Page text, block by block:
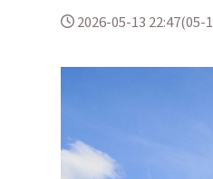
2026-05-13 22:47(05-